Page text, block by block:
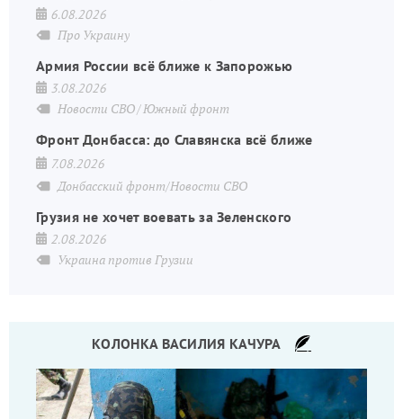
6.08.2026
Про Украину
Армия России всё ближе к Запорожью
3.08.2026
Новости СВО Южный фронт
Фронт Донбасса: до Славянска всё ближе
7.08.2026
Донбасский фронт/Новости СВО
Грузия не хочет воевать за Зеленского
2.08.2026
Украина против Грузии
КОЛОНКА ВАСИЛИЯ КАЧУРА